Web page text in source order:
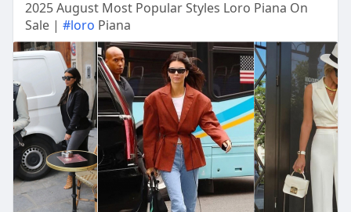
2025 August Most Popular Styles Loro Piana On
Sale | #loro Piana